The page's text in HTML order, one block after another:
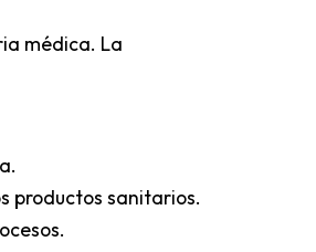
médica. La
productos sanitarios.